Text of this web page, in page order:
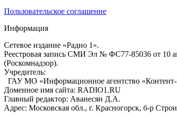
Пользовательское соглашение
Информация
Сетевое издание «Радио 1».
Реестровая запись СМИ Эл № ФС77-85036 от 10
(Роскомнадзор).
Учредитель:
ГАУ МО «Информационное агентство «Контент-
Доменное имя сайта: RADIO1.RU
Главный редактор: Аванесян Д.А.
Адрес: Московская обл., г. Красногорск, б-р